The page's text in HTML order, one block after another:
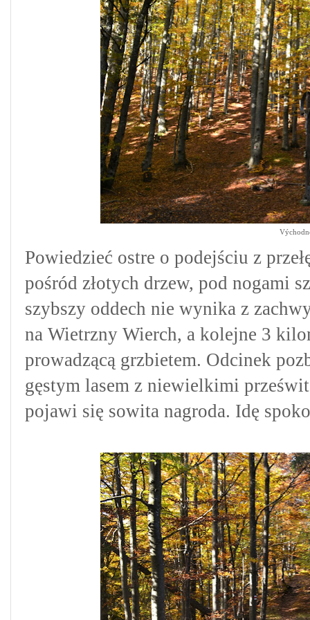
Powiedzieć ostre o podejściu z
pośród złotych drzew, pod nogami
szybszy oddech nie wynika z
na Wietrzny Wierch, a kolejne 3
prowadzącą grzbietem. Odcinek
gęstym lasem z niewielkimi
pojawi się sowita nagroda. Idę